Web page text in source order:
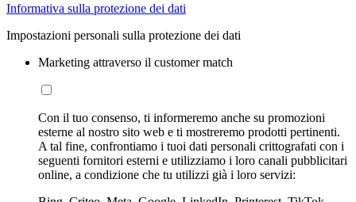
Informativa sulla protezione dei dati
Impostazioni personali sulla protezione dei dati
Marketing attraverso il customer match
Con il tuo consenso, ti informeremo anche su promozioni
esterne al nostro sito web e ti mostreremo prodotti pertinenti.
A tal fine, confrontiamo i tuoi dati personali crittografati con i
seguenti fornitori esterni e utilizziamo i loro canali pubblicitari
online, a condizione che tu utilizzi già i loro servizi: